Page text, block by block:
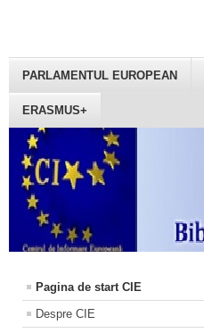
PARLAMENTUL EUROPEAN
ERASMUS+
Pagina de start CIE
Despre CIE